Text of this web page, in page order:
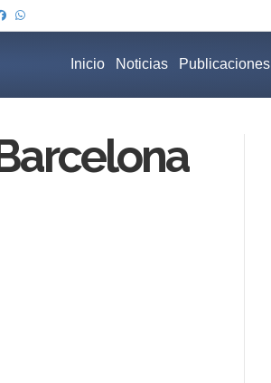
Inicio Noticias Publicaciones